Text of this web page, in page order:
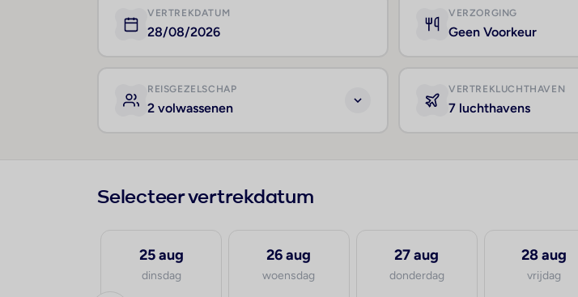
VERTREKDATUM
28/08/2026
VERZORGING
Geen Voorkeur
REISGEZELSCHAP
2 volwassenen
VERTREKLUCHTHAVEN
7 luchthavens
Selecteer vertrekdatum
25 aug
dinsdag
26 aug
woensdag
27 aug
donderdag
28 aug
vrijdag